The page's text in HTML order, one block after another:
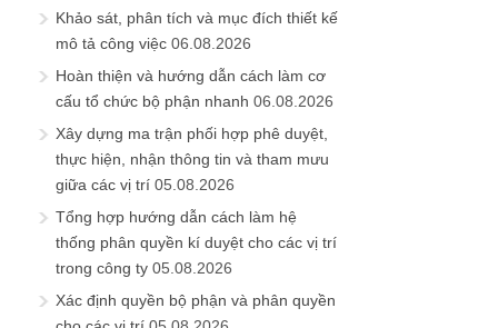
Khảo sát, phân tích và mục đích thiết kế
mô tả công việc 06.08.2026
Hoàn thiện và hướng dẫn cách làm cơ
cấu tổ chức bộ phận nhanh 06.08.2026
Xây dựng ma trận phối hợp phê duyệt,
thực hiện, nhận thông tin và tham mưu
giữa các vị trí 05.08.2026
Tổng hợp hướng dẫn cách làm hệ
thống phân quyền kí duyệt cho các vị trí
trong công ty 05.08.2026
Xác định quyền bộ phận và phân quyền